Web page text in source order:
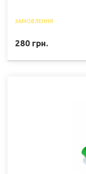
ЗАМОВЛЕННЯ
280 грн.